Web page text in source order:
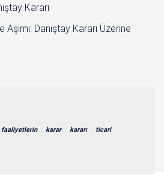
Kararı
Danıştay Kararı Üzerine
faaliyetlerin karar kararı ticari